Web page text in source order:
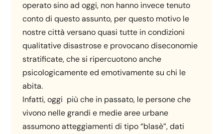
operato sino ad oggi, non hanno invece tenuto
conto di questo assunto, per questo motivo le
nostre città versano quasi tutte in condizioni
qualitative disastrose e provocano diseconomie
stratificate, che si ripercuotono anche
psicologicamente ed emotivamente su chi le
abita.
Infatti, oggi più che in passato, le persone che
vivono nelle grandi e medie aree urbane
assumono atteggiamenti di tipo “blasè”, dati